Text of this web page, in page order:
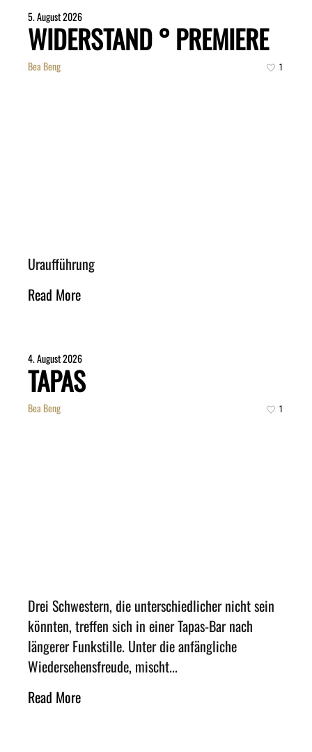
5. August 2026
WIDERSTAND ° PREMIERE
Bea Beng 1
Uraufführung
Read More
4. August 2026
TAPAS
Bea Beng 1
Drei Schwestern, die unterschiedlicher nicht sein
könnten, treffen sich in einer Tapas-Bar nach
längerer Funkstille. Unter die anfängliche
Wiedersehensfreude, mischt...
Read More